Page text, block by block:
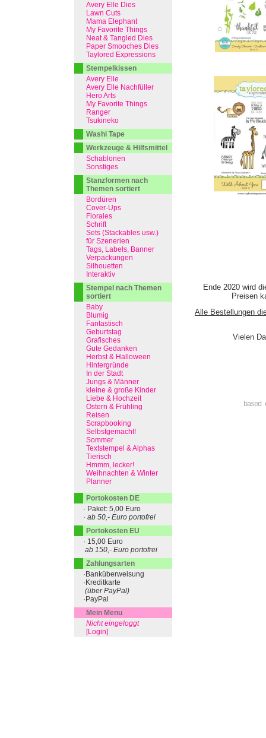
Ende 2020 wird
Preisen
Alle Bestellungen
Vielen
Avery Elle Dies
Lawn Cuts
Mama Elephant
My Favorite Things
Neat & Tangled Dies
Paper Smooches Dies
Taylored Expressions
Stempelkissen
Avery Elle
Avery Elle Nachfüller
Hero Arts
My Favorite Things
Ranger
Tsukineko
Washi Tape
Werkzeuge & Hilfsmittel
Schablonen
Sonstiges
Stanzformen nach
Themen sortiert
Bordüren
Cover-Ups
Florales
Schrift
Sets (Stackables usw.)
für Szenerien
Tags, Labels, Banner
Verpackungen
Silhouetten
Interaktiv
Stempel nach Themen
sortiert
Baby
Blumig
Fantastisch
Geburtstag
Grafisches
Gute Gedanken
Herbst & Halloween
Hintergründe
In der Stadt
Jungs & Männer
kleine & große Kinder
Liebe & Hochzeit
Ostern & Frühling
Reisen
Scrapbooking
Selbstgemacht!
Sommer
Textstempel & Alphas
Tierisch
Hmmm, lecker!
Weihnachten & Winter
Planner
Portokosten DE
· Paket: 5,00 Euro
· ab 50,- Euro portofrei
Portokosten EU
· 15,00 Euro
ab 150,- Euro portofrei
Zahlungsarten
·Banküberweisung
·Kreditkarte
(über PayPal)
·PayPal
Mein Menu
Nicht eingeloggt
[Login]